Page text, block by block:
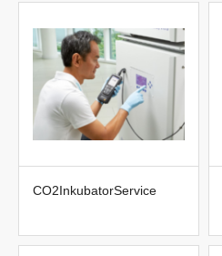
CO2InkubatorService